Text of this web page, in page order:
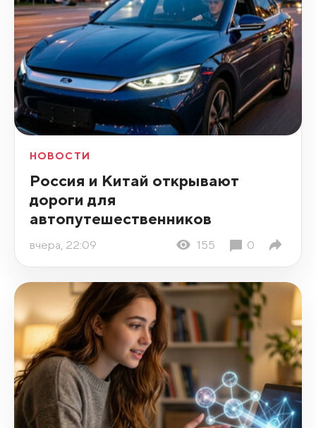
НОВОСТИ
Россия и Китай открывают
дороги для
автопутешественников
вчера, 22:09 155 0